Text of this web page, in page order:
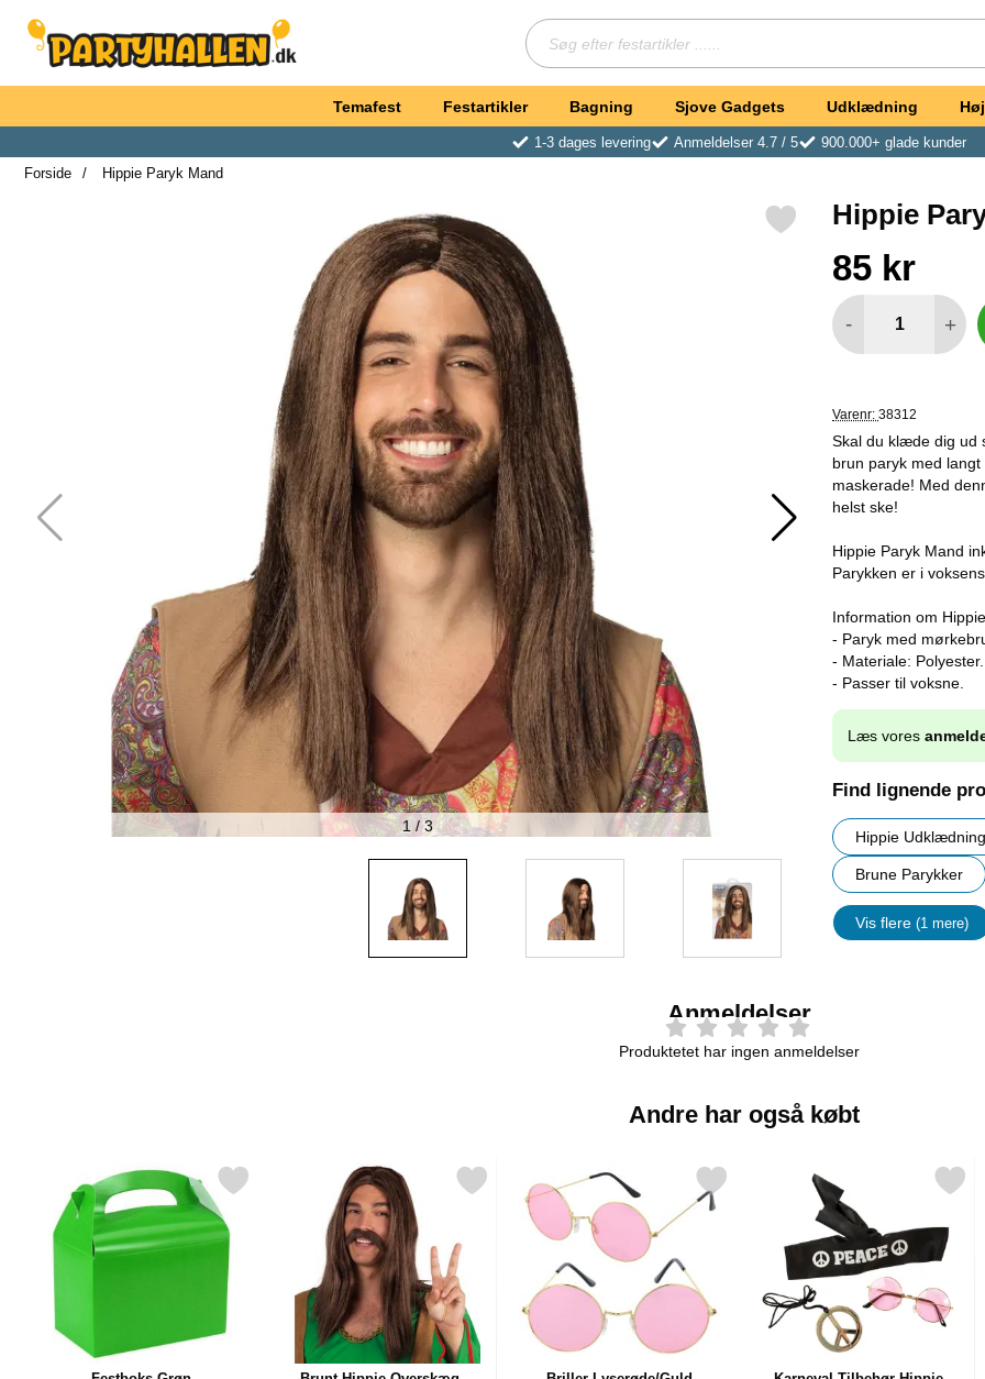
Søg
Startside for Partyhallen AB
Temafest Festartikler Bagning Sjove Gadgets Udklædning
1-3 dages levering Anmeldelser 4.7 / 5
900.000+ glade kunder
Forside
Hippie Paryk Mand
Markér hippie Paryk Mand som favorit
1/3
Hippie
pris
85 kr
- +
Varenr: 38312
Skal du klæde dig ud
brun paryk med
maskerade! Med
helst ske!
Hippie Paryk Mand
Parykken er i
Information om
- Paryk med
- Materiale: Polyester.
- Passer til voksne.
Læs vores
Find lignende
Hippie Udklædning
Brune Parykker
Vis flere (1 mere)
Anmeldelser
Produktetet har ingen anmeldelser
Andre har også købt
Markér festboks Grøn som favoritMarkér brunt Hippie Overskæg som favoritMarkér briller Lyserøde/Guld som favoritMarkér karneval Tilbehør